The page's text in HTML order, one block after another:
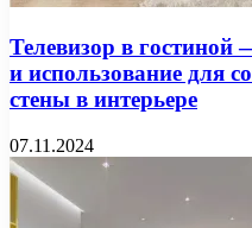
Телевизор в гостиной
и использование для
стены в интерьере
07.11.2024